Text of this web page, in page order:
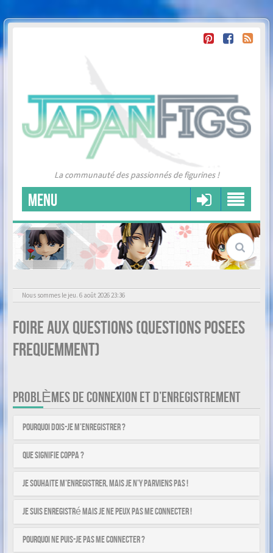
La communauté des passionnés de figurines !
MENU
Nous sommes le jeu. 6 août 2026 23:36
Foire aux questions (Questions posees
frequemment)
PROBLÈMES DE CONNEXION ET D’ENREGISTREMENT
Pourquoi dois-je m’enregistrer ?
Que signifie COPPA ?
Je souhaite m’enregistrer, mais je n’y parviens pas !
Je suis enregistré mais je ne peux pas me connecter !
Pourquoi ne puis-je pas me connecter ?